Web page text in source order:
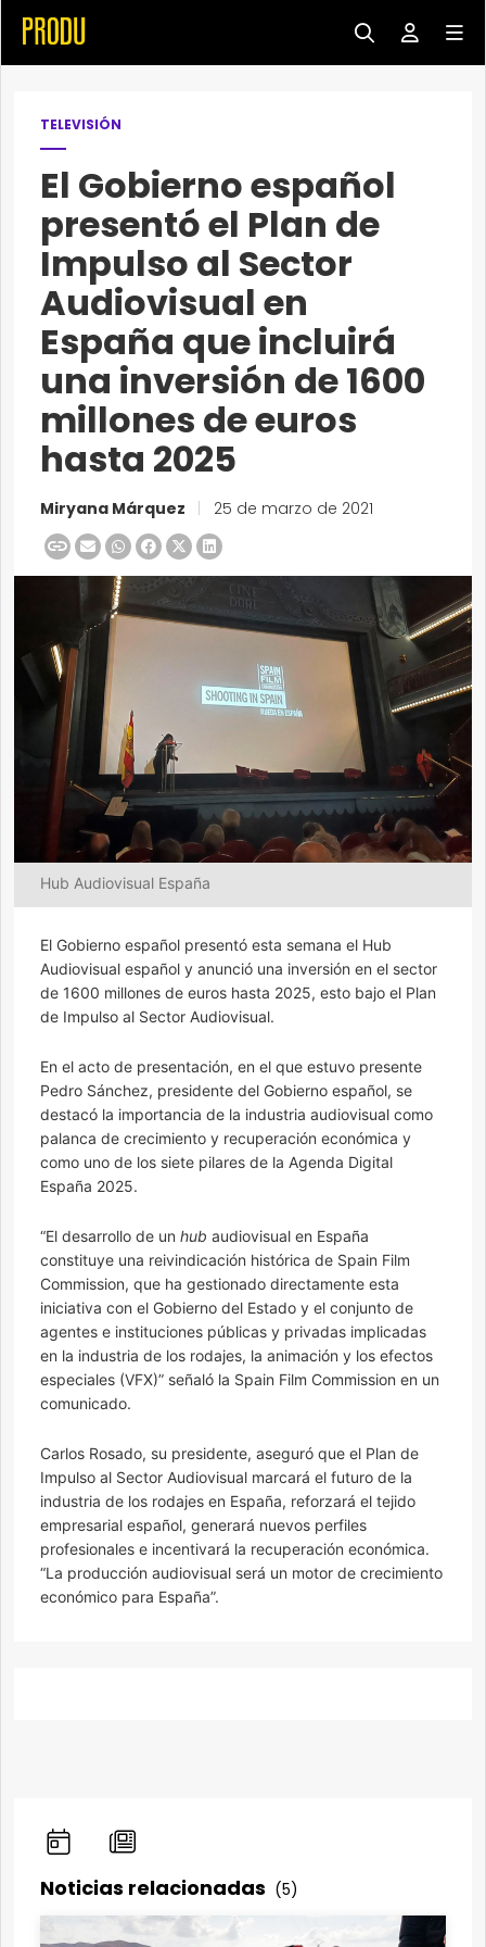
TELEVISIÓN
El Gobierno español
presentó el Plan de
Impulso al Sector
Audiovisual en
España que incluirá
una inversión de 1600
millones de euros
hasta 2025
Miryana Márquez 25 de marzo de 2021
Hub Audiovisual España
El Gobierno español presentó esta semana el Hub
Audiovisual español y anunció una inversión en el sector
de 1600 millones de euros hasta 2025, esto bajo el Plan
de Impulso al Sector Audiovisual.
En el acto de presentación, en el que estuvo presente
Pedro Sánchez, presidente del Gobierno español, se
destacó la importancia de la industria audiovisual como
palanca de crecimiento y recuperación económica y
como uno de los siete pilares de la Agenda Digital
España 2025.
“El desarrollo de un hub audiovisual en España
constituye una reivindicación histórica de Spain Film
Commission, que ha gestionado directamente esta
iniciativa con el Gobierno del Estado y el conjunto de
agentes e instituciones públicas y privadas implicadas
en la industria de los rodajes, la animación y los efectos
especiales (VFX)” señaló la Spain Film Commission en un
comunicado.
Carlos Rosado, su presidente, aseguró que el Plan de
Impulso al Sector Audiovisual marcará el futuro de la
industria de los rodajes en España, reforzará el tejido
empresarial español, generará nuevos perfiles
profesionales e incentivará la recuperación económica.
“La producción audiovisual será un motor de crecimiento
económico para España”.
Noticias relacionadas (5)